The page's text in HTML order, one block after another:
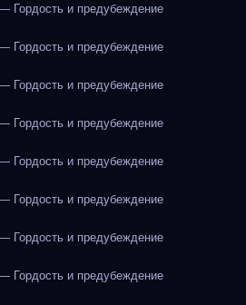
Гордость и предубеждение
Гордость и предубеждение
Гордость и предубеждение
Гордость и предубеждение
Гордость и предубеждение
Гордость и предубеждение
Гордость и предубеждение
Гордость и предубеждение